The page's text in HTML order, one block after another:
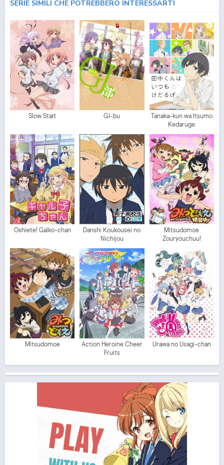
SERIE SIMILI CHE POTREBBERO INTERESSARTI
Slow Start GJ-bu
Tanaka-kun wa Itsumo
Kedaruge
Oshiete! Galko-chan
Danshi Koukousei no
Nichijou
Mitsudomoe
Zouryouchuu!
Mitsudomoe
Action Heroine Cheer
Fruits
Urawa no Usagi-chan